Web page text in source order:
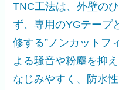
TNC工法は、外壁の
ず、専用のYGテープ
修する”ノンカットフ
よる騒音や粉塵を抑
なじみやすく、防水